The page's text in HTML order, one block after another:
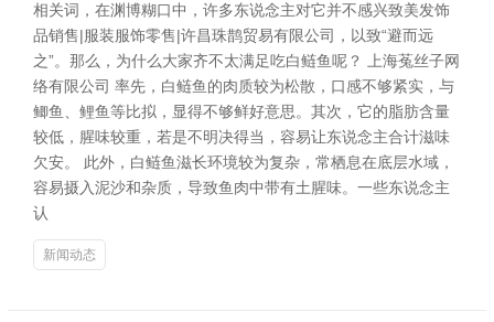
相关词，在渊博糊口中，许多东说念主对它并不感兴致美发饰
品销售|服装服饰零售|许昌珠鹊贸易有限公司，以致“避而远
之”。那么，为什么大家齐不太满足吃白鲢鱼呢？ 上海菟丝子网
络有限公司 率先，白鲢鱼的肉质较为松散，口感不够紧实，与
鲫鱼、鲤鱼等比拟，显得不够鲜好意思。其次，它的脂肪含量
较低，腥味较重，若是不明决得当，容易让东说念主合计滋味
欠安。 此外，白鲢鱼滋长环境较为复杂，常栖息在底层水域，
容易摄入泥沙和杂质，导致鱼肉中带有土腥味。一些东说念主
认
新闻动态